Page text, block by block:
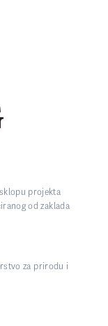
projekta
od zaklada
za prirodu i